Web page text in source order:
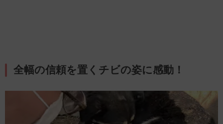
全幅の信頼を置くチビの姿に感動！